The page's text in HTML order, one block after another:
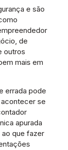
e são
de
outros
mais em
errada pode
se
apurada
que fazer